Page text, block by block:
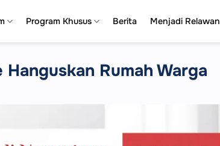
Program Khusus Berita Menjadi Relawan
Rumah Warga